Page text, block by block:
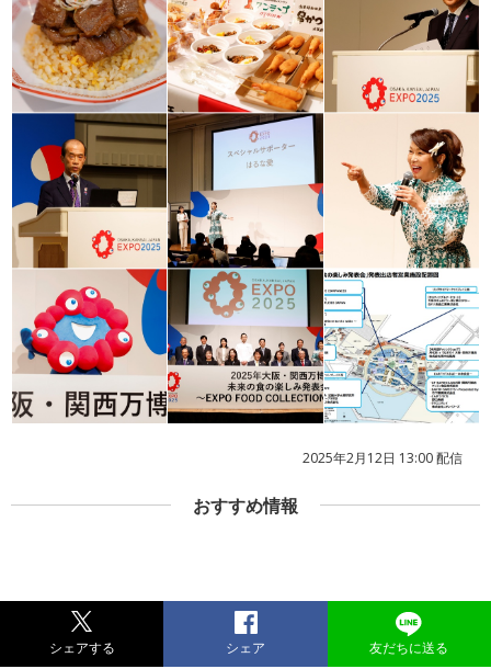
2025年2月12日 13:00 配信
おすすめ情報
シェアする シェア 友だちに送る